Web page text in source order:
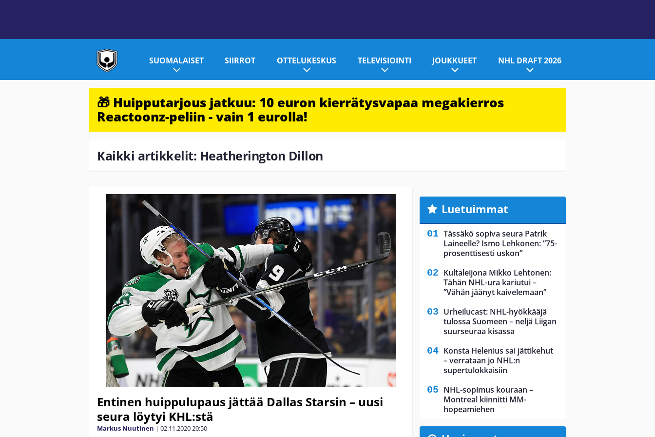
SUOMALAISET SIIRROT OTTELUKESKUS TELEVISIOINTI JOUKKUEET NHL DRAFT 2026
🎁 Huipputarjous jatkuu: 10 euron kierrätysvapaa megakierros
Reactoonz-peliin - vain 1 eurolla!
Kaikki artikkelit: Heatherington Dillon
Entinen huippulupaus jättää Dallas Starsin – uusi
seura löytyi KHL:stä
Markus Nuutinen | 02.11.202020:50
Luetuimmat
Tässäkö sopiva seura Patrik
Laineelle? Ismo Lehkonen: ”75-
prosenttisesti uskon”
Kultaleijona Mikko Lehtonen:
Tähän NHL-ura kariutui –
”Vähän jäänyt kaivelemaan”
Urheilucast: NHL-hyökkääjä
tulossa Suomeen – neljä Liigan
suurseuraa kisassa
Konsta Helenius sai jättikehut
– verrataan jo NHL:n
supertulokkaisiin
NHL-sopimus kouraan –
Montreal kiinnitti MM-
hopeamiehen